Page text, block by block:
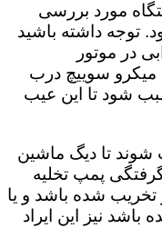
مورد بررسی
توجه داشته باشید
در موتور
میکرو سوییچ درب
شود تا این عیب
شوند تا دیگ ماشین
پمپ تخلیه
شده باشد و یا
نیز این ایراد